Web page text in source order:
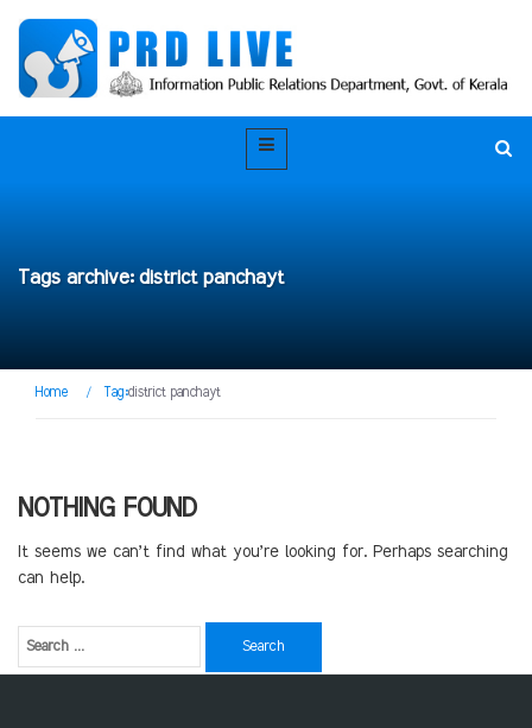
Tags archive: district panchayt
Home / Tag:district panchayt
NOTHING FOUND
It seems we can’t find what you’re looking for. Perhaps searching
can help.